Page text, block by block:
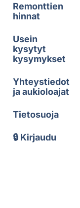
Remonttien
hinnat
Usein
kysytyt
kysymykset
Yhteystiedot
ja aukioloajat
Tietosuoja
🔒 Kirjaudu